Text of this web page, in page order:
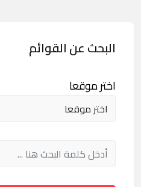
البحث عن القوائم
اختر موقعا